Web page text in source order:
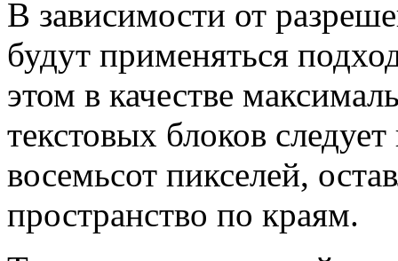
В зависимости от
будут применяться
этом в качестве
текстовых блоков
восемьсот пикселей,
пространство по краям.